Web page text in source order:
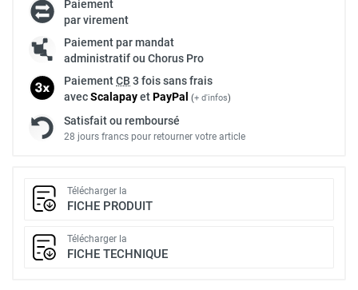
Paiement
par virement
Paiement par mandat
administratif ou Chorus Pro
PaiementCB 3 fois sans frais
avecScalapayetPayPal (+ d'infos)
Satisfait ou remboursé
28 jours francs pour retourner votre article
Télécharger la
FICHE PRODUIT
Télécharger la
FICHE TECHNIQUE